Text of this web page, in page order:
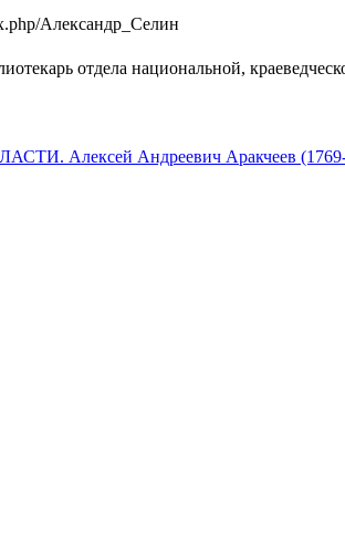
Александр_Селин
отдела национальной,
Алексей Андреевич Аракчеев